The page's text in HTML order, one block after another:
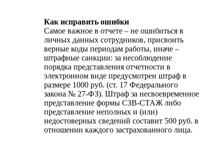
Как исправить ошибки
Самое важное в отчете – не ошибиться в
личных данных сотрудников, присвоить
верные коды периодам работы, иначе –
штрафные санкции: за несоблюдение
порядка представления отчетности в
электронном виде предусмотрен штраф в
размере 1000 руб. (ст. 17 Федерального
закона № 27-ФЗ). Штраф за несвоевременное
представление формы СЗВ-СТАЖ либо
представление неполных и (или)
недостоверных сведений составит 500 руб. в
отношении каждого застрахованного лица.